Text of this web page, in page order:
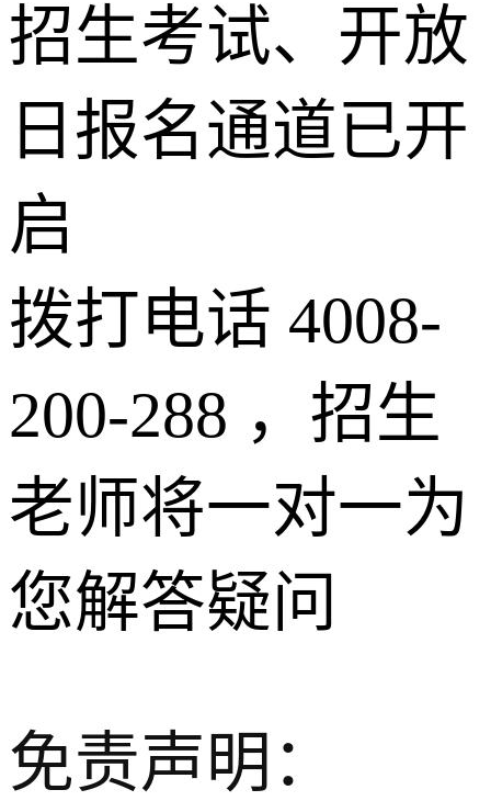
招生考试、开放
日报名通道已开
启
拨打电话 4008-
200-288 ，招生
老师将一对一为
您解答疑问
免责声明：